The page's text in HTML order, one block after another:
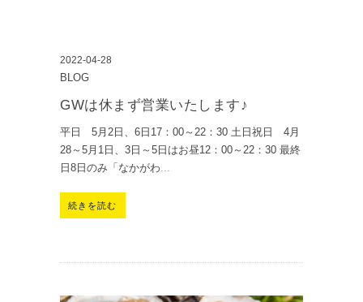
2022-04-28
BLOG
GWは休まず営業いたします♪
平日 5月2日、6日17：00～22：30 土日祝日 4月
28～5月1日、3日～5日はお昼12：00～22：30 最終
日8日のみ「なかがわ...
続きを読む